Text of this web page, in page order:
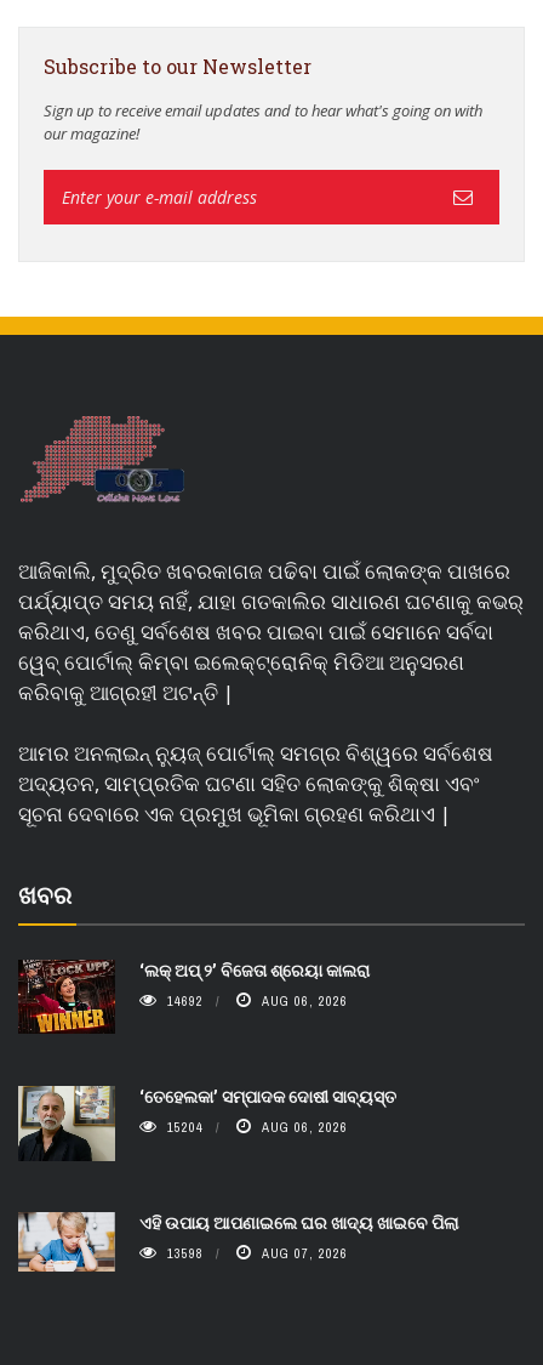
Subscribe to our Newsletter
Sign up to receive email updates and to hear what's going on with
our magazine!
ଆଜିକାଲି, ମୁଦ୍ରିତ ଖବରକାଗଜ ପଢିବା ପାଇଁ ଲୋକଙ୍କ ପାଖରେ
ପର୍ଯ୍ୟାପ୍ତ ସମୟ ନାହିଁ, ଯାହା ଗତକାଲିର ସାଧାରଣ ଘଟଣାକୁ କଭର୍
କରିଥାଏ, ତେଣୁ ସର୍ବଶେଷ ଖବର ପାଇବା ପାଇଁ ସେମାନେ ସର୍ବଦା
ୱେବ୍ ପୋର୍ଟାଲ୍ କିମ୍ବା ଇଲେକ୍ଟ୍ରୋନିକ୍ ମିଡିଆ ଅନୁସରଣ
କରିବାକୁ ଆଗ୍ରହୀ ଅଟନ୍ତି |
ଆମର ଅନଲାଇନ୍ ନ୍ୟୁଜ୍ ପୋର୍ଟାଲ୍ ସମଗ୍ର ବିଶ୍ୱରେ ସର୍ବଶେଷ
ଅଦ୍ୟତନ, ସାମ୍ପ୍ରତିକ ଘଟଣା ସହିତ ଲୋକଙ୍କୁ ଶିକ୍ଷା ଏବଂ
ସୂଚନା ଦେବାରେ ଏକ ପ୍ରମୁଖ ଭୂମିକା ଗ୍ରହଣ କରିଥାଏ |
ଖବର
‘ଲକ୍ ଅପ୍ ୨’ ବିଜେତା ଶ୍ରେୟା କାଲରା
14692 AUG 06, 2026
‘ତେହେଲକା’ ସମ୍ପାଦକ ଦୋଷୀ ସାବ୍ୟସ୍ତ
15204 AUG 06, 2026
ଏହି ଉପାୟ ଆପଣାଇଲେ ଘର ଖାଦ୍ୟ ଖାଇବେ ପିଲା
13598 AUG 07, 2026